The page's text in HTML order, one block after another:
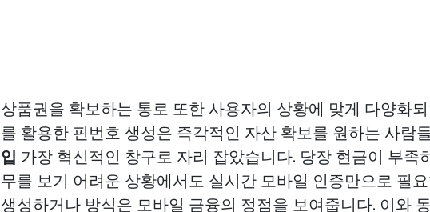
상품권을 확보하는 통로 또한 사용자의 상황에 맞게 다양화
를 활용한 핀번호 생성은 즉각적인 자산 확보를 원하는 사람
입 가장 혁신적인 창구로 자리 잡았습니다. 당장 현금이 부족
무를 보기 어려운 상황에서도 실시간 모바일 인증만으로 필
생성하거나 방식은 모바일 금융의 정점을 보여줍니다. 이와